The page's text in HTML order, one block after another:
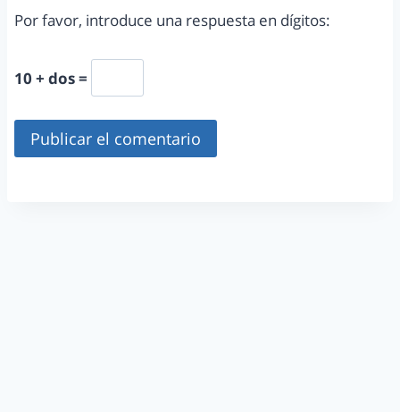
Por favor, introduce una respuesta en dígitos:
10 + dos =